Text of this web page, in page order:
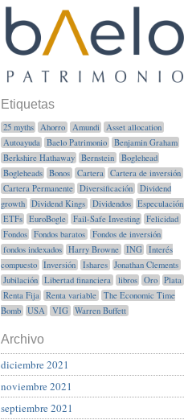
Etiquetas
25 myths Ahorro Amundi
Asset allocation
Autoayuda
Baelo Patrimonio
Benjamin Graham
Berkshire Hathaway
Bernstein
Boglehead
Bogleheads
Bonos Cartera
Cartera de inversión
Cartera Permanente
Diversificación
Dividend
growth
Dividend Kings Dividendos
Especulación
ETFs
EuroBogle Fail-Safe Investing
Felicidad
Fondos
Fondos baratos
Fondos de inversión
fondos indexados
Harry Browne ING
Interés
compuesto
Inversión Ishares
Jonathan Clements
Jubilación
Libertad financiera libros Oro
Plata
Renta Fija
Renta variable
The Economic Time
Bomb
USA VIG Warren Buffett
Archivo
diciembre 2021
noviembre 2021
septiembre 2021